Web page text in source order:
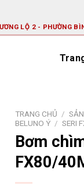
LỘ 2 - PHƯỜNG
TRANG CHỦ /
BELUNO Ý / SERI
Bơm
FX80/